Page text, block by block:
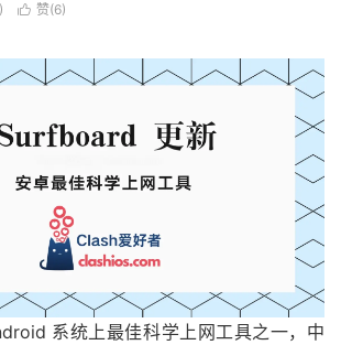
 赞(6)
系统上最佳科学上网工具之一，中